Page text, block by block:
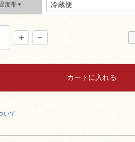
須
度帯
(
カートに入れる
いて